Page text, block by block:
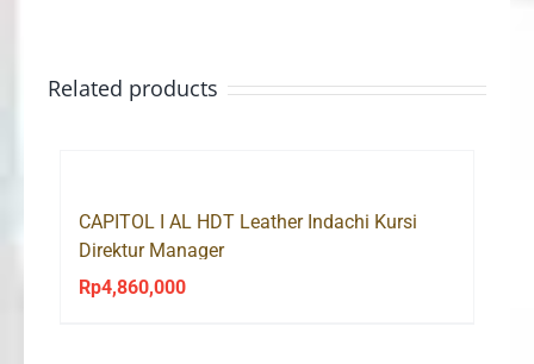
Related products
CAPITOL I AL HDT Leather Indachi Kursi
Direktur Manager
Rp4,860,000